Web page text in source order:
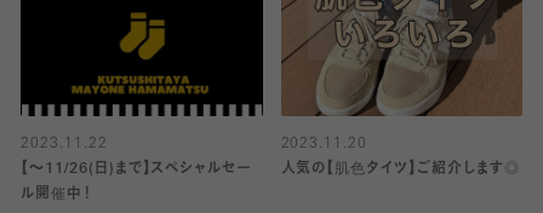
2023.11.22
【～11/26(日)まで】スペシャルセー
ル開催中！
2023.11.20
人気の【肌色タイツ】ご紹介します◎